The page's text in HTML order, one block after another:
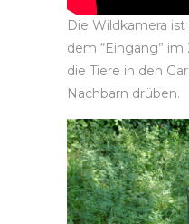
Die Wildkamera
dem “Eingang”
die Tiere in den
Nachbarn drüben.